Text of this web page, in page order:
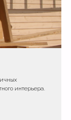
интерьера.